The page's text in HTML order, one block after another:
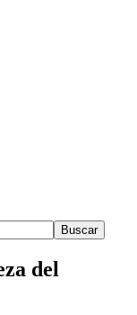
del